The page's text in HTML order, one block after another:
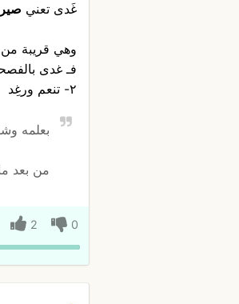
غَدى تعني
وهي قريبة من
فـ غدى بالفصحى
٢- تنعم ورغِد
بعلمه
من بعد
0
2